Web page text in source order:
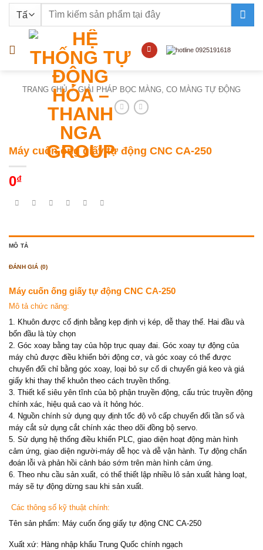
nội
Tìm
TRANG CHỦ / GIẢI PHÁP BỌC MÀNG, CO MÀNG TỰ ĐỘNG
Máy cuốn ống giấy tự động CNC CA-250
0₫
MÔ TẢ
ĐÁNH GIÁ (0)
Máy cuốn ống giấy tự động CNC CA-250
Mô tả chức năng:
1. Khuôn được cố định bằng kẹp định vị kép, dễ thay thế. Hai đầu và
bốn đầu là tùy chọn
2. Góc xoay bằng tay của hộp trục quay đai. Góc xoay tự động của
máy chủ được điều khiển bởi động cơ, và góc xoay có thể được
chuyển đổi chỉ bằng góc xoay, loại bỏ sự cố di chuyển giá keo và giá
giấy khi thay thế khuôn theo cách truyền thống.
3. Thiết kế siêu yên tĩnh của bộ phận truyền động, cấu trúc truyền động
chính xác, hiệu quả cao và ít hỏng hóc.
4. Nguồn chính sử dụng quy định tốc độ vô cấp chuyển đổi tần số và
máy cắt sử dụng cắt chính xác theo dõi đồng bộ servo.
5. Sử dụng hệ thống điều khiển PLC, giao diện hoạt động màn hình
cảm ứng, giao diện người-máy dễ học và dễ vận hành. Tự động chẩn
đoán lỗi và phản hồi cảnh báo sớm trên màn hình cảm ứng.
6. Theo nhu cầu sản xuất, có thể thiết lập nhiều lô sản xuất hàng loạt,
máy sẽ tự động dừng sau khi sản xuất.
Các thông số kỹ thuật chính:
Tên sản phẩm: Máy cuốn ống giấy tự động CNC CA-250
Xuất xứ: Hàng nhập khẩu Trung Quốc chính ngạch